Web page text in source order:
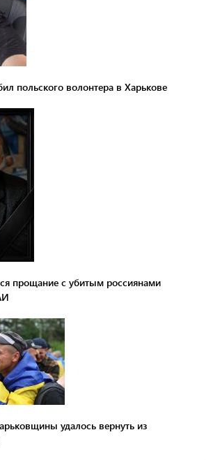
польского волонтера в Харькове
прощание с убитым россиянами
удалось вернуть из